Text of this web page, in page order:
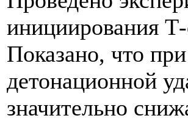
инициирования
Показано, что
детонационной
значительно